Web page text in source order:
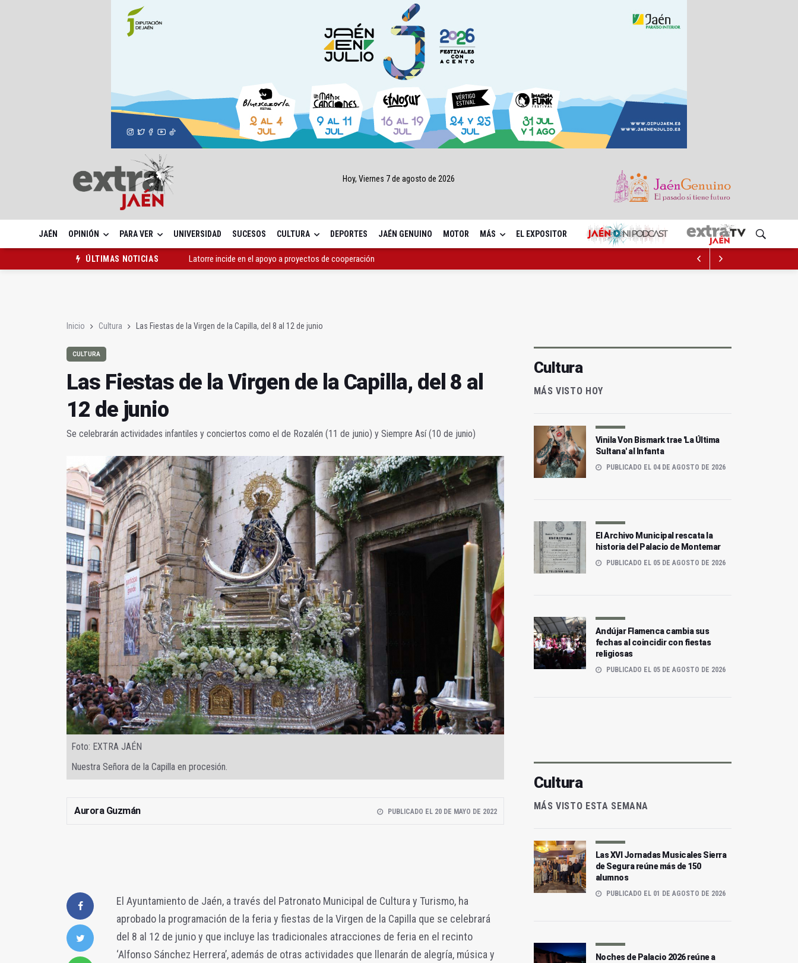
Hoy, Viernes 7 de agosto de 2026
JAÉN OPINIÓN PARA VER UNIVERSIDAD SUCESOS CULTURA DEPORTES JAÉN GENUINO MOTOR MÁS EL EXPOSITOR
ÚLTIMAS NOTICIAS
Latorre incide en el apoyo a proyectos de cooperación
Inicio Cultura Las Fiestas de la Virgen de la Capilla, del 8 al 12 de junio
CULTURA
Las Fiestas de la Virgen de la Capilla, del 8 al
12 de junio
Se celebrarán actividades infantiles y conciertos como el de Rozalén (11 de junio) y Siempre Así (10 de junio)
Foto: EXTRA JAÉN
Nuestra Señora de la Capilla en procesión.
Aurora Guzmán PUBLICADO EL 20 DE MAYO DE 2022
El Ayuntamiento de Jaén, a través del Patronato Municipal de Cultura y Turismo, ha
aprobado la programación de la feria y fiestas de la Virgen de la Capilla que se celebrará
del 8 al 12 de junio y que incluye las tradicionales atracciones de feria en el recinto
‘Alfonso Sánchez Herrera’, además de otras actividades que llenarán de alegría, música y
Cultura
MÁS VISTO HOY
Vinila Von Bismark trae 'La Última
Sultana' al Infanta
PUBLICADO EL 04 DE AGOSTO DE 2026
El Archivo Municipal rescata la
historia del Palacio de Montemar
PUBLICADO EL 05 DE AGOSTO DE 2026
Andújar Flamenca cambia sus
fechas al coincidir con fiestas
religiosas
PUBLICADO EL 05 DE AGOSTO DE 2026
Cultura
MÁS VISTO ESTA SEMANA
Las XVI Jornadas Musicales Sierra
de Segura reúne más de 150
alumnos
PUBLICADO EL 01 DE AGOSTO DE 2026
Noches de Palacio 2026 reúne a